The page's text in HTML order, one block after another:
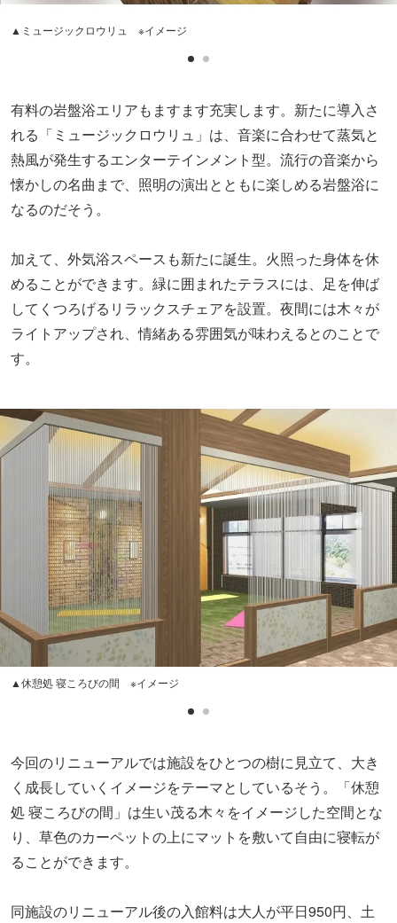
▲ミュージックロウリュ ※イメージ
有料の岩盤浴エリアもますます充実します。新たに導入さ
れる「ミュージックロウリュ」は、音楽に合わせて蒸気と
熱風が発生するエンターテインメント型。流行の音楽から
懐かしの名曲まで、照明の演出とともに楽しめる岩盤浴に
なるのだそう。
加えて、外気浴スペースも新たに誕生。火照った身体を休
めることができます。緑に囲まれたテラスには、足を伸ば
してくつろげるリラックスチェアを設置。夜間には木々が
ライトアップされ、情緒ある雰囲気が味わえるとのことで
す。
▲休憩処 寝ころびの間 ※イメージ
今回のリニューアルでは施設をひとつの樹に見立て、大き
く成長していくイメージをテーマとしているそう。「休憩
処 寝ころびの間」は生い茂る木々をイメージした空間とな
り、草色のカーペットの上にマットを敷いて自由に寝転が
ることができます。
同施設のリニューアル後の入館料は大人が平日950円、土